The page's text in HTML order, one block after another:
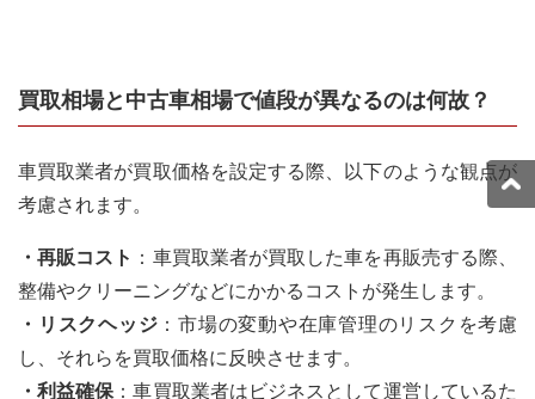
買取相場と中古車相場で値段が異なるのは何故？
車買取業者が買取価格を設定する際、以下のような観点が
考慮されます。
・再販コスト ：車買取業者が買取した車を再販売する際、
整備やクリーニングなどにかかるコストが発生します。
・リスクヘッジ ：市場の変動や在庫管理のリスクを考慮
し、それらを買取価格に反映させます。
・利益確保 ：車買取業者はビジネスとして運営しているた